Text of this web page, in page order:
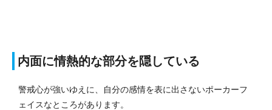
内面に情熱的な部分を隠している
警戒心が強いゆえに、自分の感情を表に出さないポーカーフ
ェイスなところがあります。